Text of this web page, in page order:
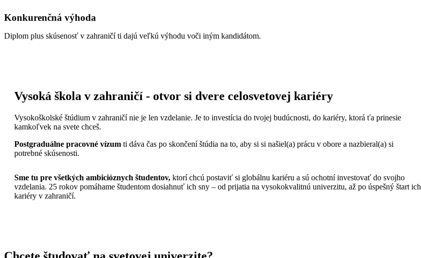
Konkurenčná výhoda
Diplom plus skúsenosť v zahraničí ti dajú veľkú výhodu voči iným kandidátom.
Vysoká škola v zahraničí - otvor si dvere celosvetovej kariéry
Vysokoškolské štúdium v zahraničí nie je len vzdelanie. Je to investícia do tvojej budúcnosti, do kariéry, ktorá ťa prinesie
kamkoľvek na svete chceš.
Postgraduálne pracovné vízum ti dáva čas po skončení štúdia na to, aby si si našiel(a) prácu v obore a nazbieral(a) si
potrebné skúsenosti.
Sme tu pre všetkých ambicióznych študentov, ktorí chcú postaviť si globálnu kariéru a sú ochotní investovať do svojho
vzdelania. 25 rokov pomáhame študentom dosiahnuť ich sny – od prijatia na vysokokvalitnú univerzitu, až po úspešný štart ich
kariéry v zahraničí.